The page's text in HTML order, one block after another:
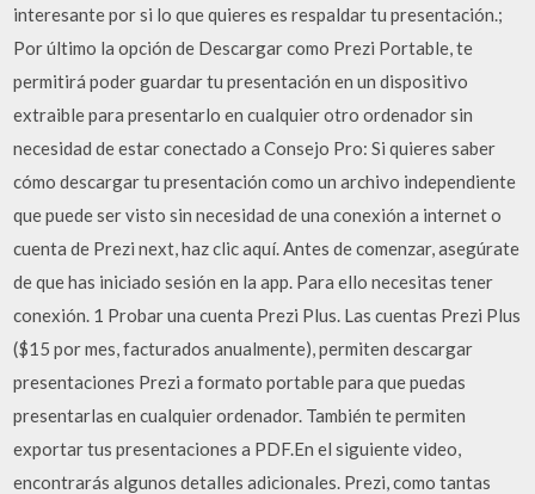
interesante por si lo que quieres es respaldar tu presentación.;
Por último la opción de Descargar como Prezi Portable, te
permitirá poder guardar tu presentación en un dispositivo
extraible para presentarlo en cualquier otro ordenador sin
necesidad de estar conectado a Consejo Pro: Si quieres saber
cómo descargar tu presentación como un archivo independiente
que puede ser visto sin necesidad de una conexión a internet o
cuenta de Prezi next, haz clic aquí. Antes de comenzar, asegúrate
de que has iniciado sesión en la app. Para ello necesitas tener
conexión. 1 Probar una cuenta Prezi Plus. Las cuentas Prezi Plus
($15 por mes, facturados anualmente), permiten descargar
presentaciones Prezi a formato portable para que puedas
presentarlas en cualquier ordenador. También te permiten
exportar tus presentaciones a PDF.En el siguiente video,
encontrarás algunos detalles adicionales. Prezi, como tantas